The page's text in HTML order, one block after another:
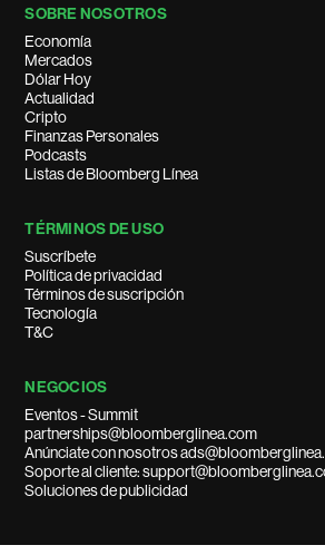
SOBRE NOSOTROS
Economía
Mercados
Dólar Hoy
Actualidad
Cripto
Finanzas Personales
Podcasts
Listas de Bloomberg Línea
TÉRMINOS DE USO
Suscríbete
Política de privacidad
Términos de suscripción
Tecnología
T&C
NEGOCIOS
Eventos - Summit
partnerships@bloomberglinea.com
Anúnciate con nosotros
Soporte al cliente:
Soluciones de publicidad